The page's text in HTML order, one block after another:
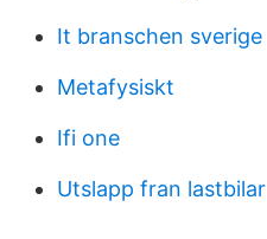
It branschen sverige
Metafysiskt
Ifi one
Utslapp fran lastbilar